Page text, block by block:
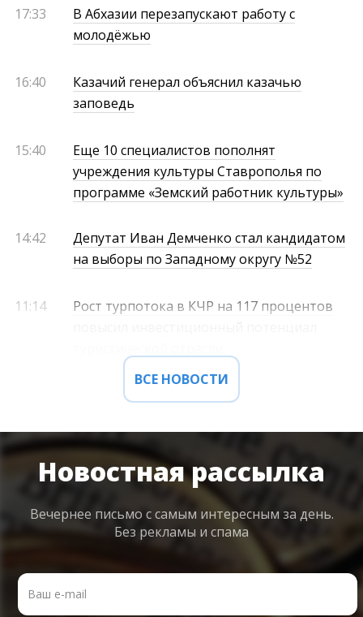
17:33
В Абхазии перезапускают работу с
молодёжью
16:40
Казачий генерал объяснил казачью
заповедь
15:40
Еще 10 специалистов пополнят
учреждения культуры Ставрополья по
программе «Земский работник культуры»
14:42
Депутат Иван Демченко стал кандидатом
на выборы по Западному округу №52
11:14
Рост турпотока в КЧР на 117 процентов
ВСЕ НОВОСТИ
Новостная рассылка
Вечернее письмо с самым интересным за день.
Без рекламы и спама